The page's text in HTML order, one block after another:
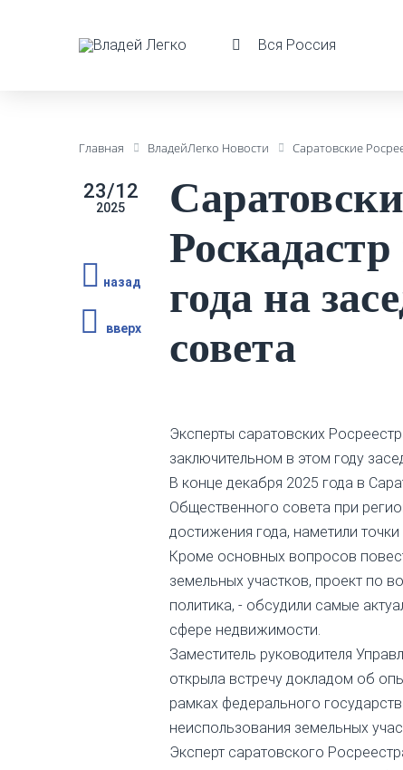
Вся Россия
Главная ВладейЛегко Новости Саратовские
23/12
2025
назад
вверх
года на
совета
Эксперты саратовских
заключительном в этом году
В конце декабря 2025 года в
Общественного совета при
достижения года, наметили
Кроме основных вопросов
земельных участков, проект по
политика, - обсудили самые
сфере недвижимости.
Заместитель руководителя
открыла встречу докладом об
рамках федерального
неиспользования земельных
Эксперт саратовского